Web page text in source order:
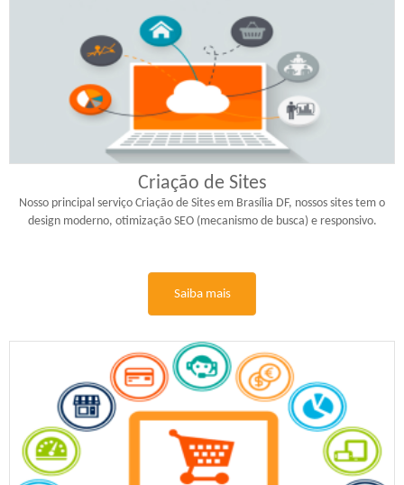
Criação de Sites
Nosso principal serviço Criação de Sites em Brasília DF, nossos sites tem o
design moderno, otimização SEO (mecanismo de busca) e responsivo.
Saiba mais